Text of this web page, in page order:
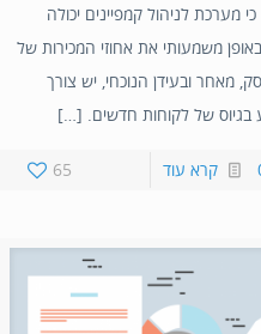
מערכת לניהול קמפיינים יכולה
משמעותי את אחוזי המכירות של
מאחר ובעידן הנוכחי, יש צורך
בגיוס של לקוחות חדשים. […]
65 קרא עוד